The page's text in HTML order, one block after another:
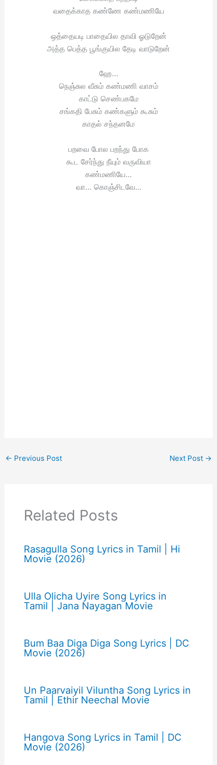
வதைக்காத கண்ணே கண்மணியே
ஒத்தையடி பாதையில தாவி ஓடுறேன்
அத்த பெத்த பூங்குயில தேடி வாடுறேன்
ஹே…
நெஞ்சுல வீசும் கண்மணி வாசம்
காட்டு செண்பகமே
சங்கதி பேசும் கண்களும் கூசும்
காதல் சந்தனமே
பறவை போல பறந்து போக
கூட சேர்ந்து நீயும் வருவியா
கண்மணியே…
வா… கொஞ்சிடவே…
← Previous Post Next Post →
Related Posts
Rasagulla Song Lyrics in Tamil | Hi
Movie (2026)
Ulla Olicha Uyire Song Lyrics in
Tamil | Jana Nayagan Movie
Bum Baa Diga Diga Song Lyrics | DC
Movie (2026)
Un Paarvaiyil Viluntha Song Lyrics in
Tamil | Ethir Neechal Movie
Hangova Song Lyrics in Tamil | DC
Movie (2026)